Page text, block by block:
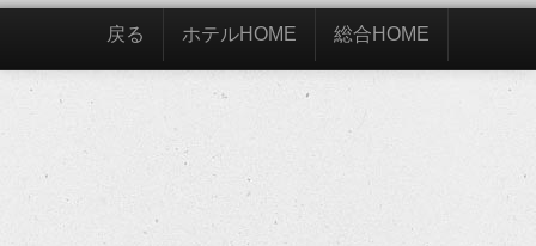
戻る ホテルHOME 総合HOME